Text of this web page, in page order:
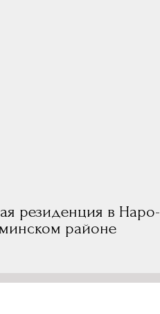
резиденция в Наро-
районе